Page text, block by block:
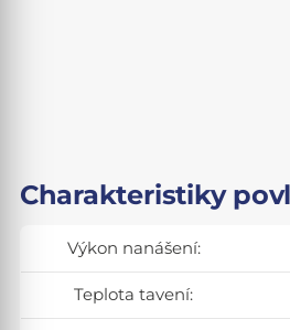
Charakteristiky
Výkon nanášení:
Teplota tavení: